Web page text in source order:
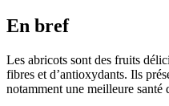
En bref
Les abricots sont des fruits
fibres et d’antioxydants. Ils
notamment une meilleure santé